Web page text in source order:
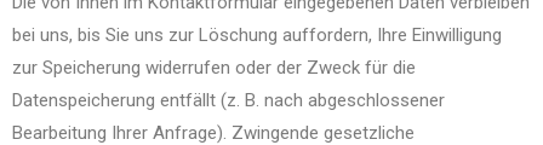
bei uns, bis Sie uns zur Löschung auffordern, Ihre Einwilligung
zur Speicherung widerrufen oder der Zweck für die
Datenspeicherung entfällt (z. B. nach abgeschlossener
Bearbeitung Ihrer Anfrage). Zwingende gesetzliche